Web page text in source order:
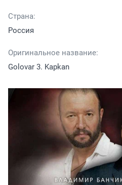
Страна:
Россия
Оригинальное название:
Golovar 3. Kapkan